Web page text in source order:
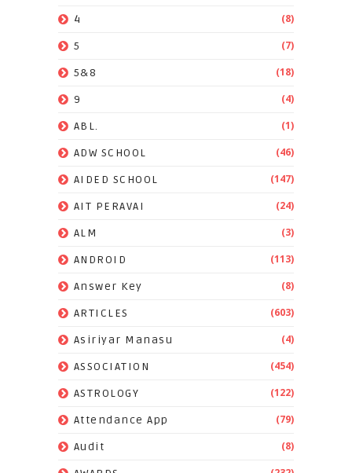
4 (8)
5 (7)
5&8 (18)
9 (4)
ABL. (1)
ADW SCHOOL (46)
AIDED SCHOOL (147)
AIT PERAVAI (24)
ALM (3)
ANDROID (113)
Answer Key (8)
ARTICLES (603)
Asiriyar Manasu (4)
ASSOCIATION (454)
ASTROLOGY (122)
Attendance App (79)
Audit (8)